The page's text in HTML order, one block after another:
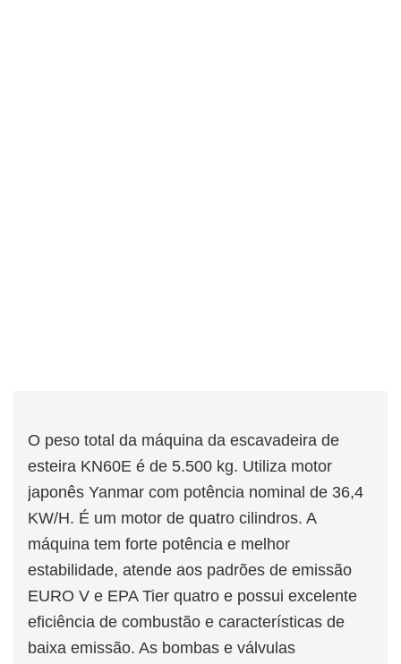
O peso total da máquina da escavadeira de
esteira KN60E é de 5.500 kg. Utiliza motor
japonês Yanmar com potência nominal de 36,4
KW/H. É um motor de quatro cilindros. A
máquina tem forte potência e melhor
estabilidade, atende aos padrões de emissão
EURO V e EPA Tier quatro e possui excelente
eficiência de combustão e características de
baixa emissão. As bombas e válvulas